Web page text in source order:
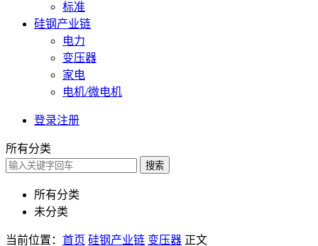
标准
硅钢产业链
电力
变压器
家电
电机/微电机
登录注册
所有分类
搜索
所有分类
未分类
当前位置： 首页 硅钢产业链 变压器 正文